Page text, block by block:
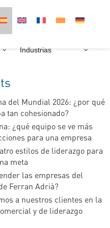
Industrias
del Mundial 2026: ¿por qué
tan cohesionado?
¿qué equipo se ve más
para una empresa
estilos de liderazgo para
meta
las empresas del
Ferran Adrià?
a nuestros clientes en la
y de liderazgo